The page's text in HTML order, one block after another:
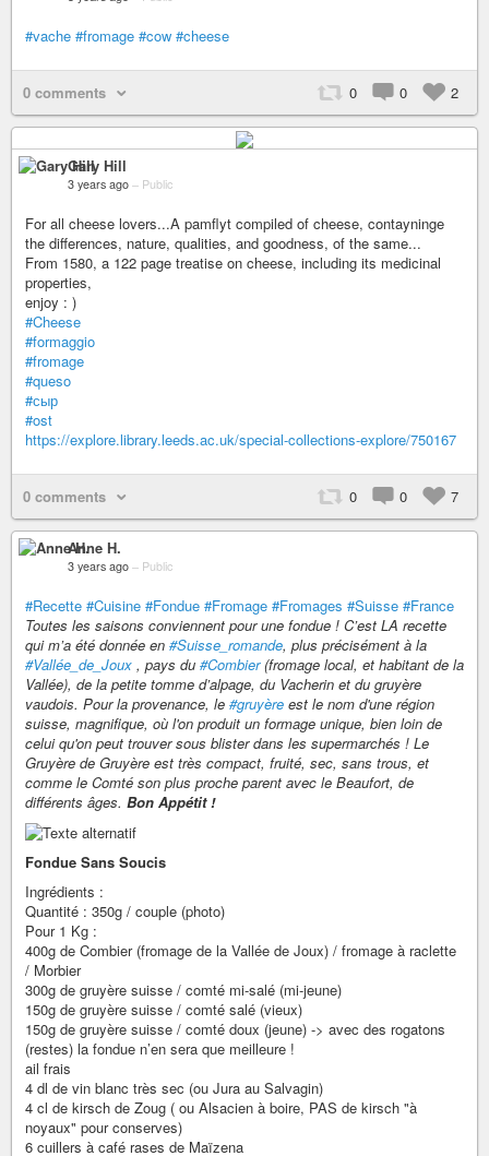
#vache #fromage #cow #cheese
0 comments 0 0 2
Gary Hill
3 years ago – Public
For all cheese lovers...A pamflyt compiled of cheese, contayninge
the differences, nature, qualities, and goodness, of the same...
From 1580, a 122 page treatise on cheese, including its medicinal
properties,
enjoy : )
#Cheese
#formaggio
#fromage
#queso
#сыр
#ost
https://explore.library.leeds.ac.uk/special-collections-explore/750167
0 comments 0 0 7
Anne H.
3 years ago – Public
#Recette #Cuisine #Fondue #Fromage #Fromages #Suisse #France
Toutes les saisons conviennent pour une fondue ! C’est LA recette
qui m’a été donnée en #Suisse_romande, plus précisément à la
#Vallée_de_Joux , pays du #Combier(fromage local, et habitant de la
Vallée), de la petite tomme d’alpage, du Vacherin et du gruyère
vaudois. Pour la provenance, le #gruyère est le nom d'une région
suisse, magnifique, où l'on produit un formage unique, bien loin de
celui qu'on peut trouver sous blister dans les supermarchés ! Le
Gruyère de Gruyère est très compact, fruité, sec, sans trous, et
comme le Comté son plus proche parent avec le Beaufort, de
différents âges. Bon Appétit !
Fondue Sans Soucis
Ingrédients :
Quantité : 350g / couple (photo)
Pour 1 Kg :
400g de Combier (fromage de la Vallée de Joux) / fromage à raclette
/ Morbier
300g de gruyère suisse / comté mi-salé (mi-jeune)
150g de gruyère suisse / comté salé (vieux)
150g de gruyère suisse / comté doux (jeune) -> avec des rogatons
(restes) la fondue n’en sera que meilleure !
ail frais
4 dl de vin blanc très sec (ou Jura au Salvagin)
4 cl de kirsch de Zoug ( ou Alsacien à boire, PAS de kirsch "à
noyaux" pour conserves)
6 cuillers à café rases de Maïzena